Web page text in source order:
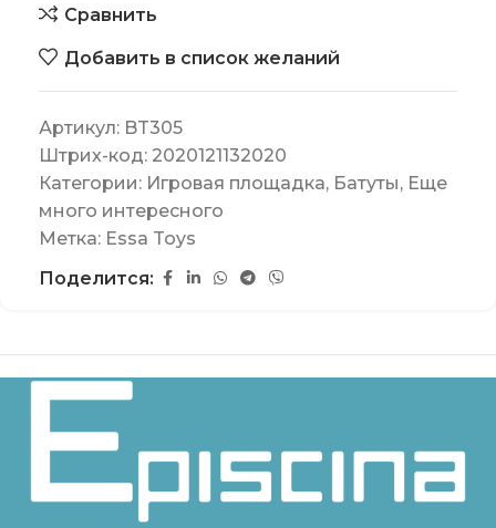
Сравнить
Добавить в список желаний
Артикул: BT305
Штрих-код: 2020121132020
Категории: Игровая площадка, Батуты, Еще
много интересного
Метка: Essa Toys
Поделится: